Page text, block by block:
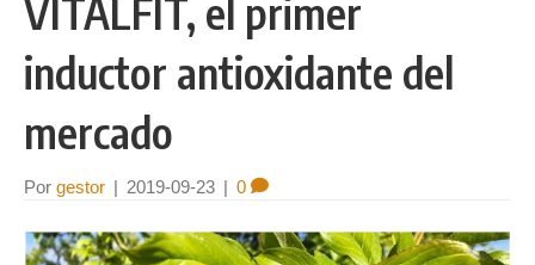
VITALFIT, el primer
inductor antioxidante del
mercado
Por gestor 2019-09-23 0